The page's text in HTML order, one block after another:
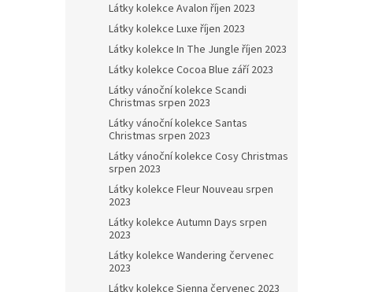
Látky kolekce Avalon říjen 2023
Látky kolekce Luxe říjen 2023
Látky kolekce In The Jungle říjen 2023
Látky kolekce Cocoa Blue září 2023
Látky vánoční kolekce Scandi
Christmas srpen 2023
Látky vánoční kolekce Santas
Christmas srpen 2023
Látky vánoční kolekce Cosy Christmas
srpen 2023
Látky kolekce Fleur Nouveau srpen
2023
Látky kolekce Autumn Days srpen
2023
Látky kolekce Wandering červenec
2023
Látky kolekce Sienna červenec 2023